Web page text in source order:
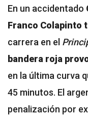
En un accidentado
Franco Colapinto
carrera en el
bandera roja
en la última curva
45 minutos. El
penalización por